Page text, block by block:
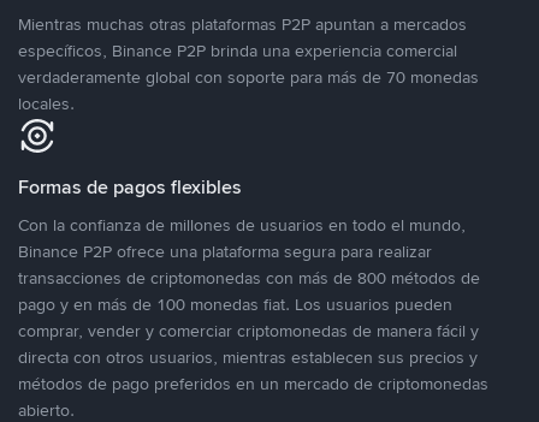
Mientras muchas otras plataformas P2P apuntan a mercados
específicos, Binance P2P brinda una experiencia comercial
verdaderamente global con soporte para más de 70 monedas
locales.
Formas de pagos flexibles
Con la confianza de millones de usuarios en todo el mundo,
Binance P2P ofrece una plataforma segura para realizar
transacciones de criptomonedas con más de 800 métodos de
pago y en más de 100 monedas fiat. Los usuarios pueden
comprar, vender y comerciar criptomonedas de manera fácil y
directa con otros usuarios, mientras establecen sus precios y
métodos de pago preferidos en un mercado de criptomonedas
abierto.